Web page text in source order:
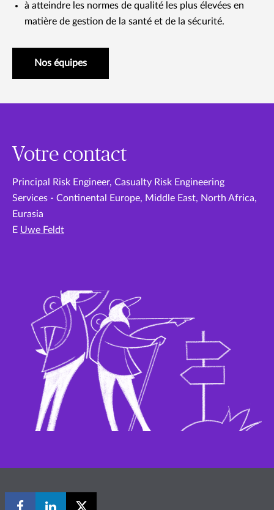
à atteindre les normes de qualité les plus élevées en
matière de gestion de la santé et de la sécurité.
Nos équipes
Votre contact
Principal Risk Engineer, Casualty Risk Engineering
Services - Continental Europe, Middle East, North Africa,
Eurasia
E Uwe Feldt